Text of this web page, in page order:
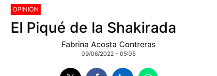
OPINIÓN
El Piqué de la Shakirada
Fabrina Acosta Contreras
09/06/2022 - 05:05